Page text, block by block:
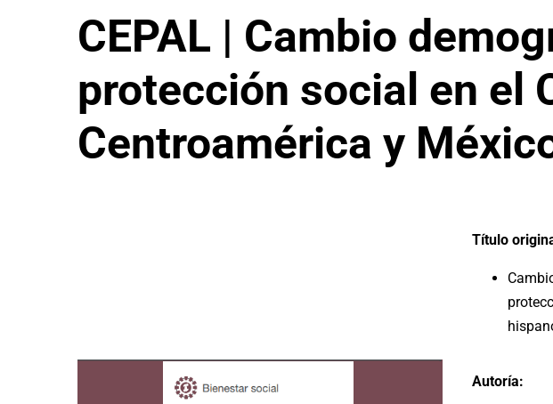
CEPAL | Cambio
protección social en el
Centroamérica y
Título
Autoría: